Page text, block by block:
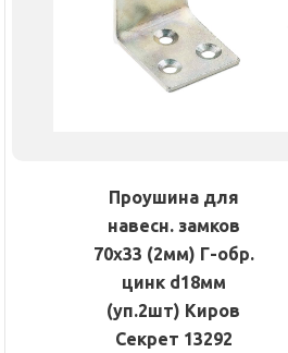
Проушина для
навесн. замков
70х33 (2мм) Г-обр.
цинк d18мм
(уп.2шт) Киров
Секрет 13292